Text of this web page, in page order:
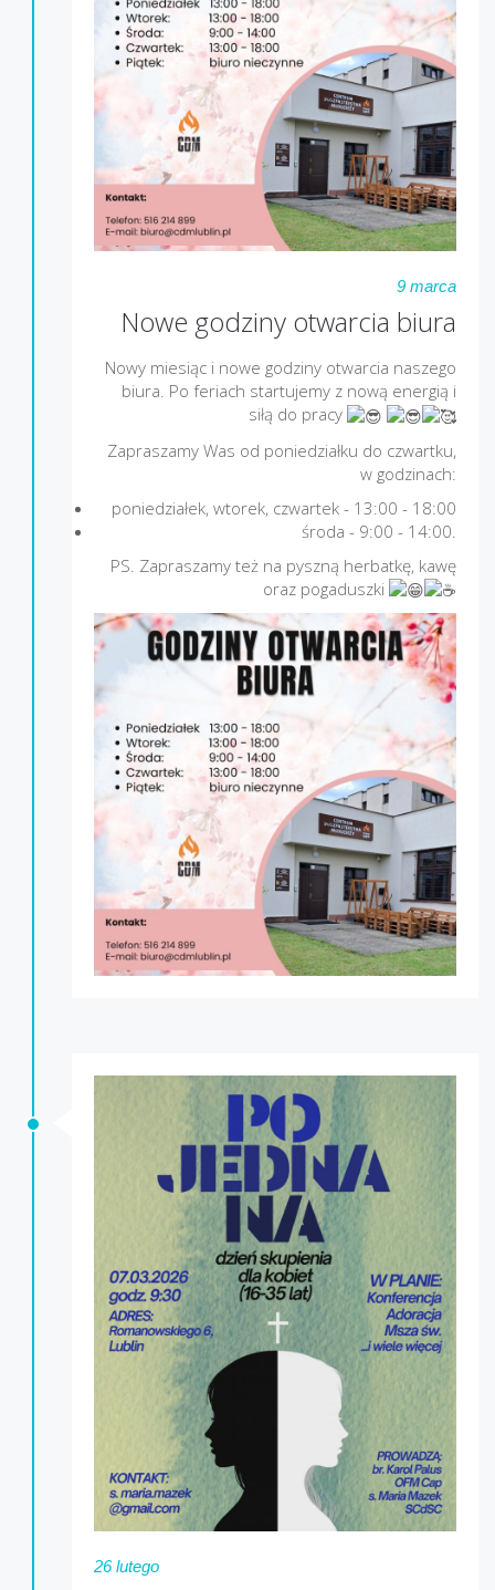
9 marca
Nowe godziny otwarcia biura
Nowy miesiąc i nowe godziny otwarcia naszego
biura. Po feriach startujemy z nową energią i
siłą do pracy
Zapraszamy Was od poniedziałku do czwartku,
w godzinach:
poniedziałek, wtorek, czwartek - 13:00 - 18:00
środa - 9:00 - 14:00.
PS. Zapraszamy też na pyszną herbatkę, kawę
oraz pogaduszki
26 lutego